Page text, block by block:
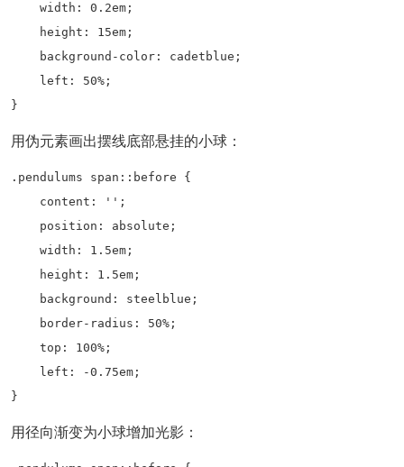
    width: 0.2em;
    height: 15em;
    background-color: cadetblue;
    left: 50%;
}
用伪元素画出摆线底部悬挂的小球：
.pendulums span::before {
    content: '';
    position: absolute;
    width: 1.5em;
    height: 1.5em;
    background: steelblue;
    border-radius: 50%;
    top: 100%;
    left: -0.75em;
}
用径向渐变为小球增加光影：